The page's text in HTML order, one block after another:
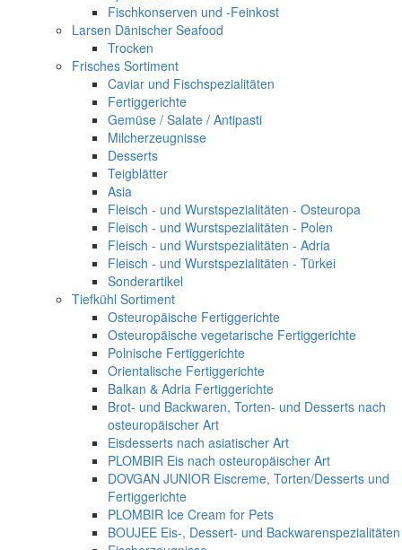
Fischkonserven und -Feinkost
Larsen Dänischer Seafood
Trocken
Frisches Sortiment
Caviar und Fischspezialitäten
Fertiggerichte
Gemüse / Salate / Antipasti
Milcherzeugnisse
Desserts
Teigblätter
Asia
Fleisch - und Wurstspezialitäten - Osteuropa
Fleisch - und Wurstspezialitäten - Polen
Fleisch - und Wurstspezialitäten - Adria
Fleisch - und Wurstspezialitäten - Türkei
Sonderartikel
Tiefkühl Sortiment
Osteuropäische Fertiggerichte
Osteuropäische vegetarische Fertiggerichte
Polnische Fertiggerichte
Orientalische Fertiggerichte
Balkan & Adria Fertiggerichte
Brot- und Backwaren, Torten- und Desserts nach
osteuropäischer Art
Eisdesserts nach asiatischer Art
PLOMBIR Eis nach osteuropäischer Art
DOVGAN JUNIOR Eiscreme, Torten/Desserts und
Fertiggerichte
PLOMBIR Ice Cream for Pets
BOUJEE Eis-, Dessert- und Backwarenspezialitäten